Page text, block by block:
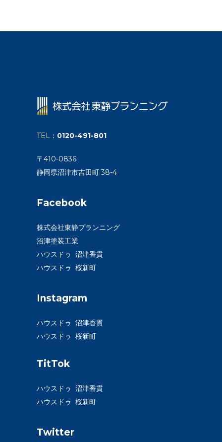
TEL ： 0120-491-801
〒410-0836
静岡県沼津市吉田町 38-4
Facebook
株式会社東静プランニング
沼津塗装工業
ハウスドゥ 沼津香貫
ハウスドゥ 桜新町
Instagram
ハウスドゥ 沼津香貫
ハウスドゥ 桜新町
TitTok
ハウスドゥ 沼津香貫
ハウスドゥ 桜新町
Twitter